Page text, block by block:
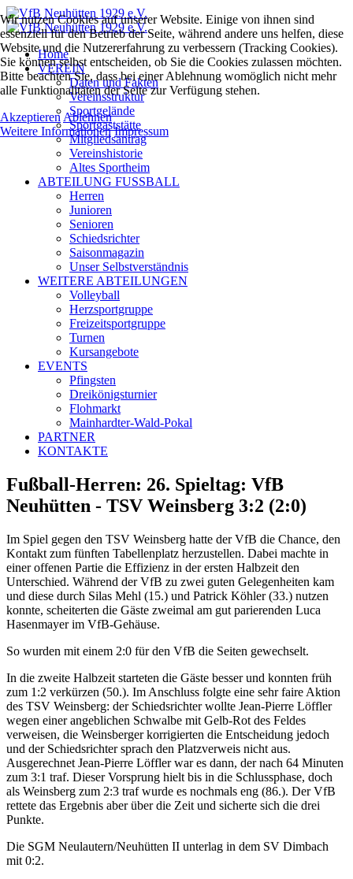
Home
VEREIN
Daten und Fakten
Vereinsstruktur
Sportgelände
Sportgaststätte
Mitgliedsantrag
Vereinshistorie
Altes Sportheim
ABTEILUNG FUSSBALL
Herren
Junioren
Senioren
Schiedsrichter
Saisonmagazin
Unser Selbstverständnis
WEITERE ABTEILUNGEN
Volleyball
Herzsportgruppe
Freizeitsportgruppe
Turnen
Kursangebote
EVENTS
Pfingsten
Dreikönigsturnier
Flohmarkt
Mainhardter-Wald-Pokal
PARTNER
KONTAKTE
Fußball-Herren: 26. Spieltag: VfB
Neuhütten - TSV Weinsberg 3:2 (2:0)
Im Spiel gegen den TSV Weinsberg hatte der VfB die Chance, den
Kontakt zum fünften Tabellenplatz herzustellen. Dabei machte in
einer offenen Partie die Effizienz in der ersten Halbzeit den
Unterschied. Während der VfB zu zwei guten Gelegenheiten kam
und diese durch Silas Mehl (15.) und Patrick Köhler (33.) nutzen
konnte, scheiterten die Gäste zweimal am gut parierenden Luca
Hasenmayer im VfB-Gehäuse.
So wurden mit einem 2:0 für den VfB die Seiten gewechselt.
In die zweite Halbzeit starteten die Gäste besser und konnten früh
zum 1:2 verkürzen (50.). Im Anschluss folgte eine sehr faire Aktion
des TSV Weinsberg: der Schiedsrichter wollte Jean-Pierre Löffler
wegen einer angeblichen Schwalbe mit Gelb-Rot des Feldes
verweisen, die Weinsberger korrigierten die Entscheidung jedoch
und der Schiedsrichter sprach den Platzverweis nicht aus.
Ausgerechnet Jean-Pierre Löffler war es dann, der nach 64 Minuten
zum 3:1 traf. Dieser Vorsprung hielt bis in die Schlussphase, doch
als Weinsberg zum 2:3 traf wurde es nochmals eng (86.). Der VfB
rettete das Ergebnis aber über die Zeit und sicherte sich die drei
Punkte.
Die SGM Neulautern/Neuhütten II unterlag in dem SV Dimbach
mit 0:2.
Wir nutzen Cookies auf unserer Website. Einige von ihnen sind
essenziell für den Betrieb der Seite, während andere uns helfen, diese
Website und die Nutzererfahrung zu verbessern (Tracking Cookies).
Sie können selbst entscheiden, ob Sie die Cookies zulassen möchten.
Bitte beachten Sie, dass bei einer Ablehnung womöglich nicht mehr
alle Funktionalitäten der Seite zur Verfügung stehen.
Akzeptieren Ablehnen
Weitere Informationen Impressum